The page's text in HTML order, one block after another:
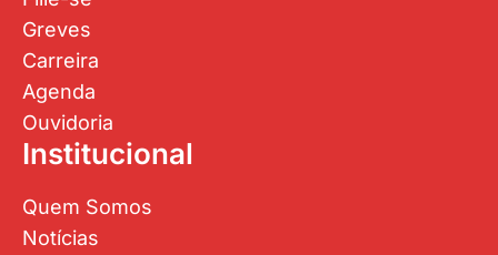
Greves
Carreira
Agenda
Ouvidoria
Institucional
Quem Somos
Notícias